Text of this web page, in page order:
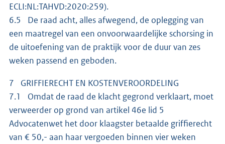
ECLI:NL:TAHVD:2020:259).
6.5 De raad acht, alles afwegend, de oplegging van
een maatregel van een onvoorwaardelijke schorsing in
de uitoefening van de praktijk voor de duur van zes
weken passend en geboden.
7 GRIFFIERECHT EN KOSTENVEROORDELING
7.1 Omdat de raad de klacht gegrond verklaart, moet
verweerder op grond van artikel 46e lid 5
Advocatenwet het door klaagster betaalde griffierecht
van € 50,- aan haar vergoeden binnen vier weken